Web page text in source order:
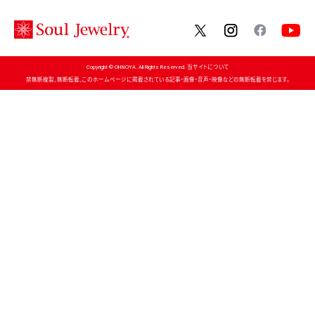
twitterinstagram
Copyright © OHNOYA. All Rights Reserved. 当サイトについて
禁無断複製、無断転載、このホームページに掲載されている記事・画像・音声・映像などの無断転載を禁じます。